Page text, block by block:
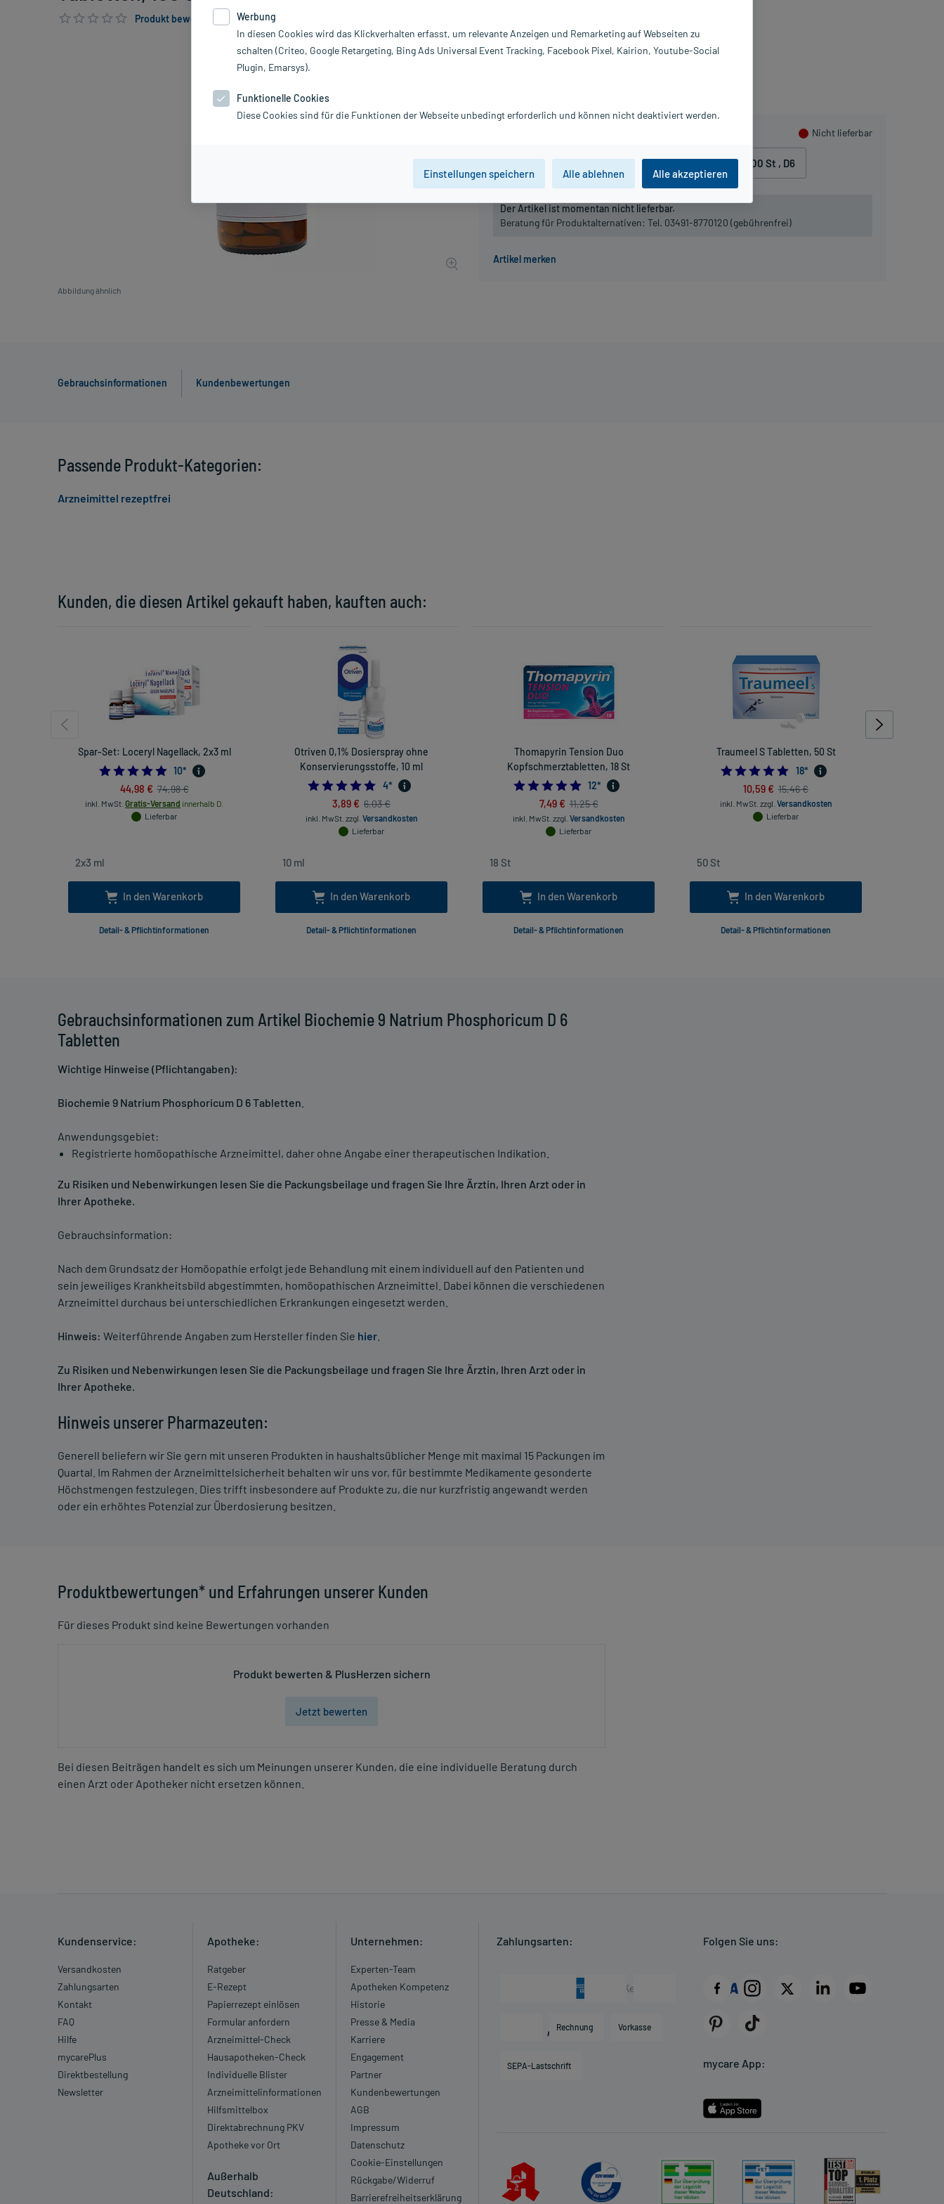
Produkt bewerten & PlusHerzen sichern
Abbildung ähnlich
Nicht lieferbar
100 St, D6 100 St, D12 400 St, D12 1000 St , D6
Der Artikel ist momentan nicht lieferbar.
Beratung für Produktalternativen: Tel. 03491-8770120 (gebührenfrei)
Hersteller:
NESTMANN Pharma GmbH
Gebrauchsinformationen Kundenbewertungen
Gebrauchsinformationen zum Artikel Biochemie 9 Natrium Phosphoricum D 6
Tabletten
Wichtige Hinweise (Pflichtangaben):
Biochemie 9 Natrium Phosphoricum D 6 Tabletten
Anwendungsgebiet:
Registrierte homöopathische Arzneimittel, daher ohne Angabe einer therapeutischen Indikation.
Zu Risiken und Nebenwirkungen lesen Sie die Packungsbeilage und fragen Sie Ihre Ärztin, Ihren Arzt oder in
Ihrer Apotheke.
Gebrauchsinformation:
Nach dem Grundsatz der Homöopathie erfolgt jede Behandlung mit einem individuell auf den Patienten und
sein jeweiliges Krankheitsbild abgestimmten, homöopathischen Arzneimittel. Dabei können die verschiedenen
Arzneimittel durchaus bei unterschiedlichen Erkrankungen eingesetzt werden.
Hinweis: Weiterführende Angaben zum Hersteller finden Sie hier
Zu Risiken und Nebenwirkungen lesen Sie die Packungsbeilage und fragen Sie Ihre Ärztin, Ihren Arzt oder in
Ihrer Apotheke.
Hinweis unserer Pharmazeuten:
Generell beliefern wir Sie gern mit unseren Produkten in haushaltsüblicher Menge mit maximal 15 Packungen im
Quartal. Im Rahmen der Arzneimittelsicherheit behalten wir uns vor, für bestimmte Medikamente gesonderte
Höchstmengen festzulegen. Dies trifft insbesondere auf Produkte zu, die nur kurzfristig angewandt werden
oder ein erhöhtes Potenzial zur Überdosierung besitzen.
Produktbewertungen* und Erfahrungen unserer Kunden
Für dieses Produkt sind keine Bewertungen vorhanden
Produkt bewerten & PlusHerzen sichern
Jetzt bewerten
Bei diesen Beiträgen handelt es sich um Meinungen unserer Kunden, die eine individuelle Beratung durch
einen Arzt oder Apotheker nicht ersetzen können.
Kunden, die diesen Artikel gekauft haben, kauften auch:
Spar-Set: Loceryl Nagellack, 2x3 ml
4.8
10*
44,98 € 74,98 €
inkl. MwSt. Gratis-Versand innerhalb D.
Lieferbar
In den Warenkorb
Detail- & Pflichtinformationen
Otriven 0,1% Dosierspray ohne
Konservierungsstoffe, 10 ml
5.0
4*
3,89 € 6,03 €
inkl. MwSt. zzgl. Versandkosten
Lieferbar
In den Warenkorb
Detail- & Pflichtinformationen
Thomapyrin Tension Duo
Kopfschmerztabletten, 18 St
4.916666666666667
12*
7,49 € 11,25 €
inkl. MwSt. zzgl. Versandkosten
Lieferbar
In den Warenkorb
Detail- & Pflichtinformationen
Traumeel S Tabletten, 50 St
4.944444444444445
18*
10,59 € 15,46 €
inkl. MwSt. zzgl. Versandkosten
Lieferbar
In den Warenkorb
Detail- & Pflichtinformationen
Passende Produkt-Kategorien:
Arzneimittel rezeptfrei
Kundenservice:
Versandkosten
Zahlungsarten
Kontakt
FAQ
Hilfe
mycarePlus
Direktbestellung
Newsletter
Apotheke:
Ratgeber
E-Rezept
Papierrezept einlösen
Formular anfordern
Arzneimittel-Check
Hausapotheken-Check
Individuelle Blister
Arzneimittelinformationen
Hilfsmittelbox
Direktabrechnung PKV
Apotheke vor Ort
Außerhalb
Deutschland:
Unternehmen:
Experten-Team
Apotheken Kompetenz
Historie
Presse & Media
Karriere
Engagement
Partner
Kundenbewertungen
AGB
Impressum
Datenschutz
Cookie-Einstellungen
Rückgabe/Widerruf
Barrierefreiheitserklärung
Zahlungsarten:
Rechnung Vorkasse
SEPA-Lastschrift
Folgen Sie uns:
mycare App:
Werbung
In diesen Cookies wird das Klickverhalten erfasst, um relevante Anzeigen und Remarketing auf Webseiten zu
schalten (Criteo, Google Retargeting, Bing Ads Universal Event Tracking, Facebook Pixel, Kairion, Youtube-Social
Plugin, Emarsys).
Funktionelle Cookies
Diese Cookies sind für die Funktionen der Webseite unbedingt erforderlich und können nicht deaktiviert werden.
Einstellungen speichern Alle ablehnen Alle akzeptieren